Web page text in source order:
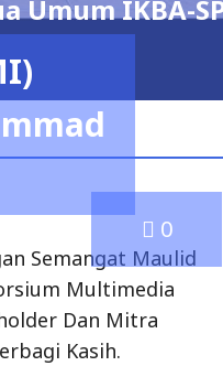
0
Semangat Maulid
Multimedia
Dan Mitra
Kasih.